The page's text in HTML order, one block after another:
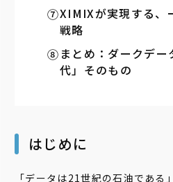
XIMIXが実現する、
戦略
まとめ：ダークデ
代」そのもの
はじめに
「データは21世紀の石油である